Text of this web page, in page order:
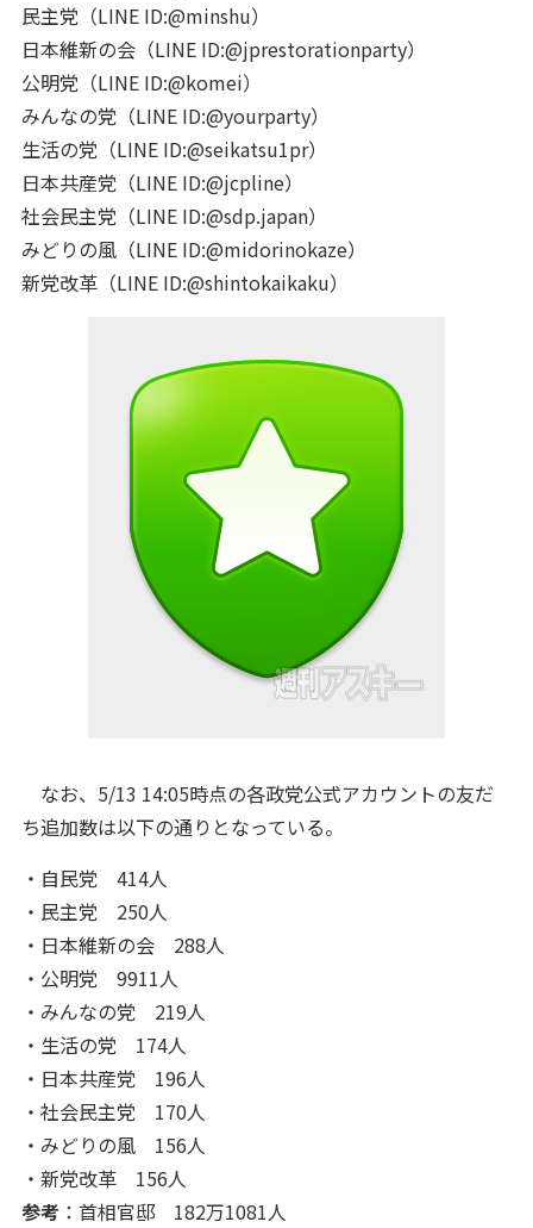
民主党（LINE ID:@minshu）
日本維新の会（LINE ID:@jprestorationparty）
公明党（LINE ID:@komei）
みんなの党（LINE ID:@yourparty）
生活の党（LINE ID:@seikatsu1pr）
日本共産党（LINE ID:@jcpline）
社会民主党（LINE ID:@sdp.japan）
みどりの風（LINE ID:@midorinokaze）
新党改革（LINE ID:@shintokaikaku）
なお、5/13 14:05時点の各政党公式アカウントの友だ
ち追加数は以下の通りとなっている。
・自民党 414人
・民主党 250人
・日本維新の会 288人
・公明党 9911人
・みんなの党 219人
・生活の党 174人
・日本共産党 196人
・社会民主党 170人
・みどりの風 156人
・新党改革 156人
参考 ：首相官邸 182万1081人